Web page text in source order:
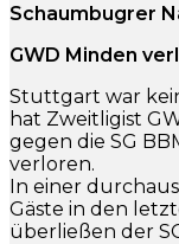
Schaumbugrer
GWD Minden
Stuttgart war
hat Zweitligist
gegen die SG
verloren.
In einer
Gäste in den
überließen der